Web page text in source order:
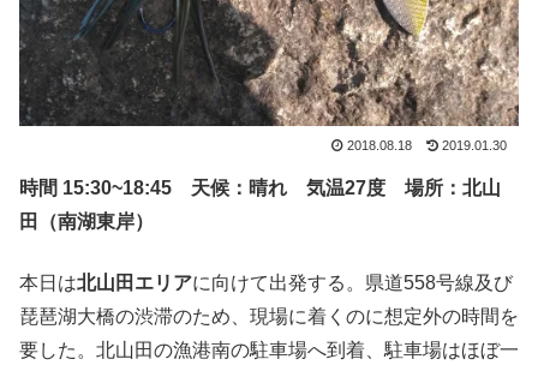
2018.08.18 2019.01.30
時間 15:30~18:45 天候：晴れ 気温27度 場所：北山
田（南湖東岸）
本日は北山田エリアに向けて出発する。県道558号線及び
琵琶湖大橋の渋滞のため、現場に着くのに想定外の時間を
要した。北山田の漁港南の駐車場へ到着、駐車場はほぼ一